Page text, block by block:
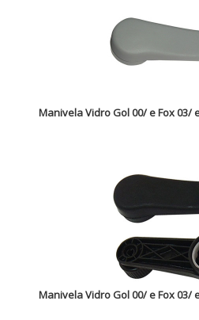
Manivela Vidro Gol 00/ e Fox 03/
Manivela Vidro Gol 00/ e Fox 03/